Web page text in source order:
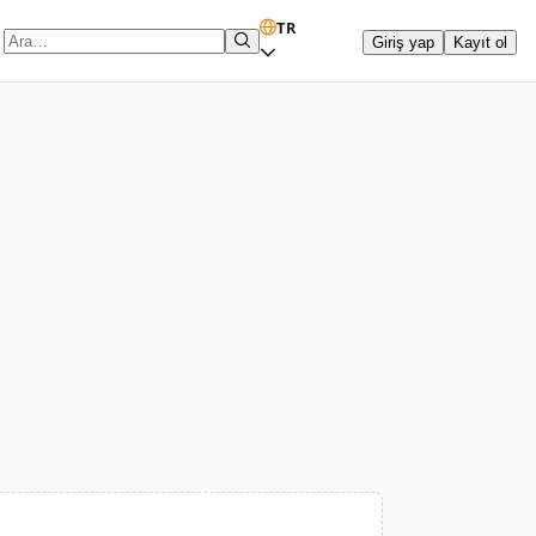
Arama terimi
TR
Giriş yap Kayıt ol